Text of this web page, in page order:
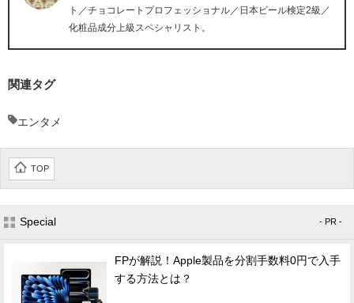
ト／チョコレートプロフェッショナル／日本ビール検定2級／
化粧品成分上級スペシャリスト。
関連タグ
エンタメ
TOP
Special - PR -
FPが解説！Apple製品を分割手数料0円で入手
する方法とは？